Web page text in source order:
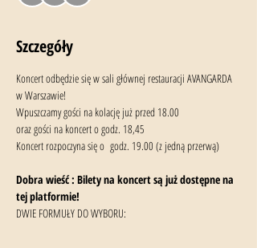
Szczegóły
Koncert odbędzie się w sali głównej restauracji AVANGARDA
w Warszawie!
Wpuszczamy gości na kolację już przed 18.00
oraz gości na koncert o godz. 18,45
Koncert rozpoczyna się o  godz. 19.00 (z jedną przerwą)
Dobra wieść : Bilety na koncert są już dostępne na
tej platformie!
DWIE FORMUŁY DO WYBORU: